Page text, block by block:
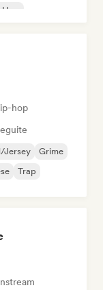
hop
Jersey
Grime
Trap